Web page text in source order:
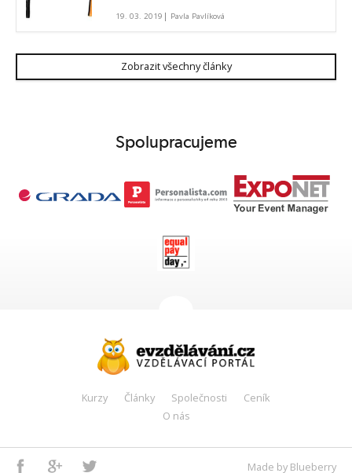
19. 03. 2019 | Pavla Pavlíková
Zobrazit všechny články
Spolupracujeme
Kurzy Články Společnosti
Ceník
O nás
Facebook
Google+ Made by Blueberry